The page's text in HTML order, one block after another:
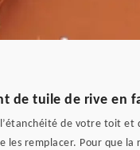
de tuile de rive en
de votre toit et
remplacer. Pour que